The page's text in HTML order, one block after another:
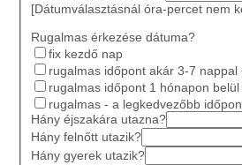
[Dátumválasztásnál óra-percet nem
Rugalmas érkezése dátuma?
fix kezdő nap
rugalmas időpont akár 3-7 nappal
rugalmas időpont 1 hónapon
rugalmas - a legkedvezőbb
Hány éjszakára utazna?
Hány felnőtt utazik?
Hány gyerek utazik?